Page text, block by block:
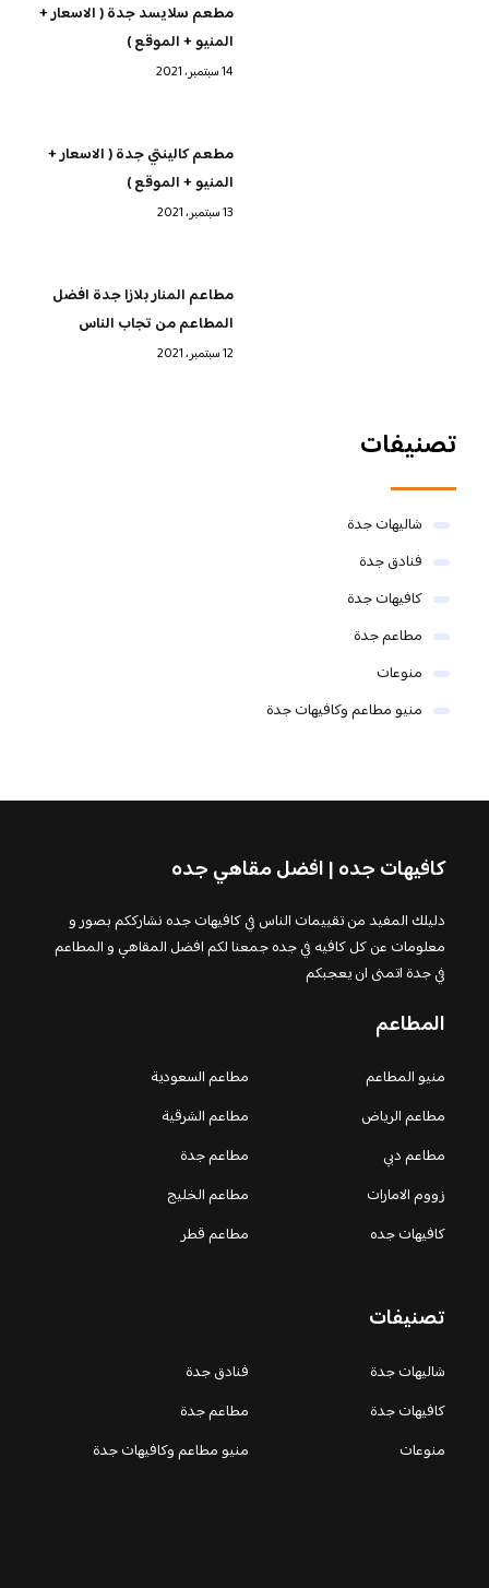
مطعم سلايسد جدة ( الاسعار +
المنيو + الموقع )
14 سبتمبر، 2021
مطعم كالينتي جدة ( الاسعار +
المنيو + الموقع )
13 سبتمبر، 2021
مطاعم المنار بلازا جدة افضل
المطاعم من تجاب الناس
12 سبتمبر، 2021
تصنيفات
شاليهات جدة
فنادق جدة
كافيهات جدة
مطاعم جدة
منوعات
منيو مطاعم وكافيهات جدة
كافيهات جده | افضل مقاهي جده
دليلك المفيد من تقييمات الناس في كافيهات جده نشارككم بصور و
معلومات عن كل كافيه في جده جمعنا لكم افضل المقاهي و المطاعم
في جدة اتمنى ان يعجبكم
المطاعم
منيو المطاعم
مطاعم السعودية
مطاعم الرياض
مطاعم الشرقية
مطاعم دبي
مطاعم جدة
زووم الامارات
مطاعم الخليج
كافيهات جده
مطاعم قطر
تصنيفات
شاليهات جدة
فنادق جدة
كافيهات جدة
مطاعم جدة
منوعات
منيو مطاعم وكافيهات جدة